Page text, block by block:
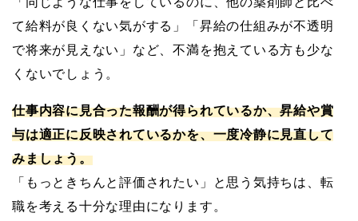
て給料が良くない気がする」「昇給の仕組みが不透明
で将来が見えない」など、不満を抱えている方も少な
くないでしょう。
仕事内容に見合った報酬が得られているか、昇給や賞
与は適正に反映されているかを、一度冷静に見直して
みましょう。
「もっときちんと評価されたい」と思う気持ちは、転
職を考える十分な理由になります。